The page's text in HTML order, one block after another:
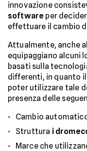
innovazione
software per
effettuare il cambio
Attualmente, anche
equipaggiano alcuni
basati sulla
differenti, in quanto
poter utilizzare tale
presenza delle
Cambio
Struttura i
Marce che